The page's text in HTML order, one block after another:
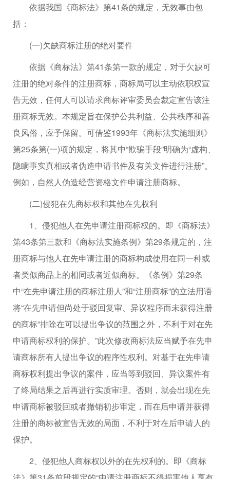
依据我国《商标法》第41条的规定，无效事由包
括：
(一)欠缺商标注册的绝对要件
依据《商标法》第41条第一款的规定，对于欠缺可
注册的绝对条件的注册商标，商标局可以主动依职权宣
告无效，任何人可以请求商标评审委员会裁定宣告该注
册商标无效。本规定旨在保护公共利益、公共秩序和善
良风俗，应予保留。可借鉴1993年《商标法实施细则》
第25条第(一)项的规定，将其中“欺骗手段”明确为“虚构、
隐瞒事实真相或者伪造申请书件及有关文件进行注册”。
例如，自然人伪造经营资格文件申请注册商标。
(二)侵犯在先商标权和其他在先权利
1、侵犯他人在先申请注册商标权的。即《商标法》
第43条第三款和《商标法实施条例》第29条规定的，注
册商标与他人在先申请注册的商标构成使用在同一种或
者类似商品上的相同或者近似商标。《条例》第29条
中“在先申请注册的商标注册人”和“注册商标”的立法用语
将“在先申请但尚处于驳回复审、异议程序而未获得注册
的商标”排除在可以提出争议的范围之外，不利于对在先
申请商标权利的保护。”此次修改商标法应当赋予在先申
请商标所有人提出争议的程序性权利。对基于在先申请
商标权利提出争议的案件，应当等到驳回、异议案件有
了终局结果之后再进行实质审理。否则，就会出现在先
申请商标被驳回或者撤销初步审定，而在后申请并获得
注册的商标被宣告无效的局面，不利于对在后申请人的
保护。
2、侵犯他人商标权以外的在先权利的。即《商标